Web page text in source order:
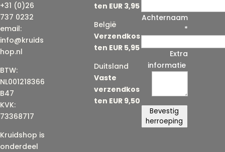
+31 (0)26
737 0232
email:
info@kruids
hop.nl
BTW:
NL001218366
B47
KVK:
73368717
Kruidshop is
onderdeel
ten EUR 3,95
België
Verzendkos
ten EUR 5,95
Duitsland
Vaste
verzendkos
ten EUR 9,50
l
Achternaam
*
Extra
informatie
Bevestig
herroeping